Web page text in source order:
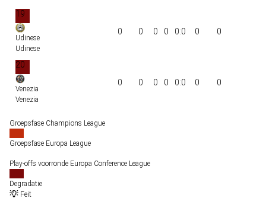
19
Udinese
Udinese
0 0 0 0 0:0 0 0
20
Venezia
Venezia
0 0 0 0 0:0 0 0
Groepsfase Champions League
Groepsfase Europa League
Play-offs voorronde Europa Conference League
Degradatie
Feit